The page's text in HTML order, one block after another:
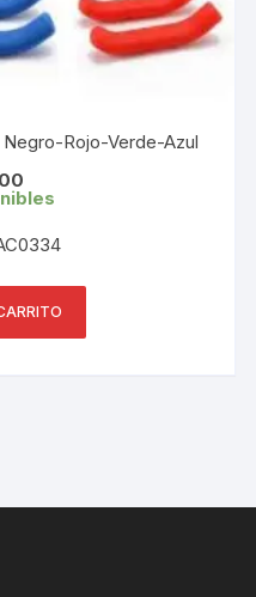
Rojo-Verde-Azul